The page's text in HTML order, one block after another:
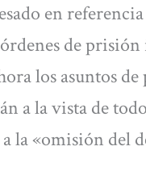
en
de
los asuntos
a la vista de
la «omisión del